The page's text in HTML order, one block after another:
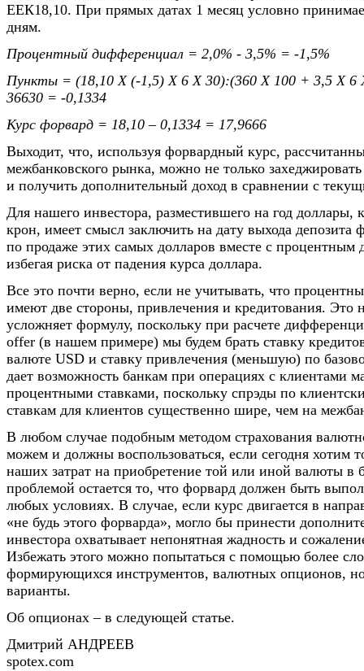
ЕЕК18,10. При прямых датах 1 месяц условно
дням.
Процентный дифференциал = 2,0% - 3,5% = -1,5%
Пункты = (18,10 Х (-1,5) Х 6 Х 30):(360 Х 100 + 3,5 Х 6
36630 = -0,1334
Курс форвард = 18,10 – 0,1334 = 17,9666
Выходит, что, используя форвардный курс,
межбанковского рынка, можно не только
и получить дополнительный доход в сравнении с
Для нашего инвестора, разместившего на год доллары,
крон, имеет смысл заключить на дату выхода депозита
по продаже этих самых долларов вместе с процентным
избегая риска от падения курса доллара.
Все это почти верно, если не учитывать, что
имеют две стороны, привлечения и кредитования. Это
усложняет формулу, поскольку при расчете
offer (в нашем примере) мы будем брать ставку
валюте USD и ставку привлечения (меньшую) по
дает возможность банкам при операциях с клиентами
процентными ставками, поскольку спрэды по
ставкам для клиентов существенно шире, чем на
В любом случае подобным методом страхования
можем и должны воспользоваться, если сегодня хотим
наших затрат на приобретение той или иной валюты в
проблемой остается то, что форвард должен быть
любых условиях. В случае, если курс двигается в
«не будь этого форварда», могло бы принести
инвестора охватывает непонятная жадность и
Избежать этого можно попытаться с помощью более
формирующихся инструментов, валютных опционов,
варианты.
Об опционах – в следующей статье.
Дмитрий АНДРЕЕВ
spotex.com